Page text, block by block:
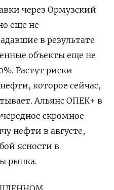
через Ормузский
еще не
в результате
объекты еще не
Растут риски
которое сейчас,
Альянс ОПЕК+ в
скромное
нефти в августе,
ясности в
рынка.